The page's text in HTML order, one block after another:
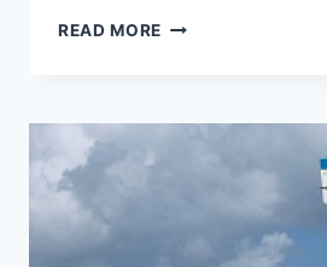
READ MORE ОСТРОВ
БАБОЧЕК.